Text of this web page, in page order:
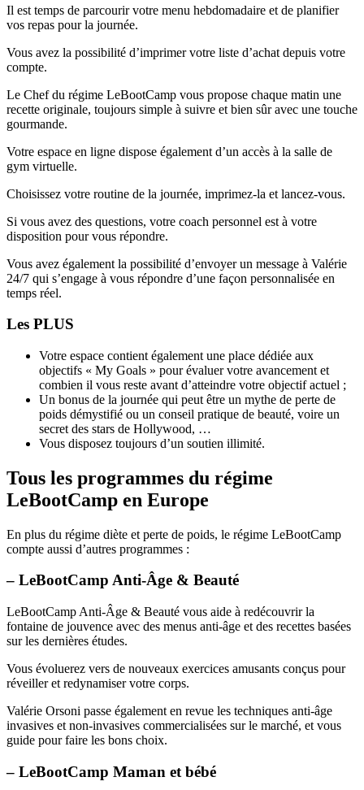
Il est temps de parcourir votre menu hebdomadaire et de planifier
vos repas pour la journée.
Vous avez la possibilité d’imprimer votre liste d’achat depuis votre
compte.
Le Chef du régime LeBootCamp vous propose chaque matin une
recette originale, toujours simple à suivre et bien sûr avec une touche
gourmande.
Votre espace en ligne dispose également d’un accès à la salle de
gym virtuelle.
Choisissez votre routine de la journée, imprimez-la et lancez-vous.
Si vous avez des questions, votre coach personnel est à votre
disposition pour vous répondre.
Vous avez également la possibilité d’envoyer un message à Valérie
24/7 qui s’engage à vous répondre d’une façon personnalisée en
temps réel.
Les PLUS
Votre espace contient également une place dédiée aux
objectifs « My Goals » pour évaluer votre avancement et
combien il vous reste avant d’atteindre votre objectif actuel ;
Un bonus de la journée qui peut être un mythe de perte de
poids démystifié ou un conseil pratique de beauté, voire un
secret des stars de Hollywood, …
Vous disposez toujours d’un soutien illimité.
Tous les programmes du régime
LeBootCamp en Europe
En plus du régime diète et perte de poids, le régime LeBootCamp
compte aussi d’autres programmes :
– LeBootCamp Anti-Âge & Beauté
LeBootCamp Anti-Âge & Beauté vous aide à redécouvrir la
fontaine de jouvence avec des menus anti-âge et des recettes basées
sur les dernières études.
Vous évoluerez vers de nouveaux exercices amusants conçus pour
réveiller et redynamiser votre corps.
Valérie Orsoni passe également en revue les techniques anti-âge
invasives et non-invasives commercialisées sur le marché, et vous
guide pour faire les bons choix.
– LeBootCamp Maman et bébé